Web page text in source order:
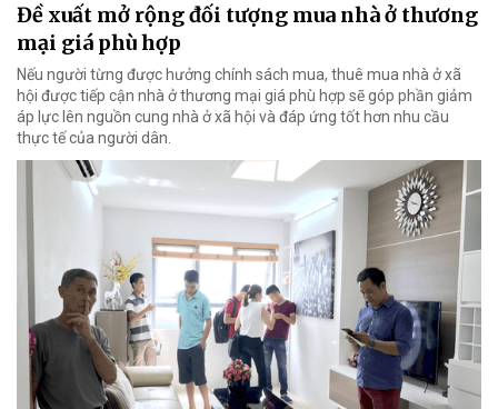
Đề xuất mở rộng đối tượng mua nhà ở thương
mại giá phù hợp
Nếu người từng được hưởng chính sách mua, thuê mua nhà ở xã
hội được tiếp cận nhà ở thương mại giá phù hợp sẽ góp phần giảm
áp lực lên nguồn cung nhà ở xã hội và đáp ứng tốt hơn nhu cầu
thực tế của người dân.